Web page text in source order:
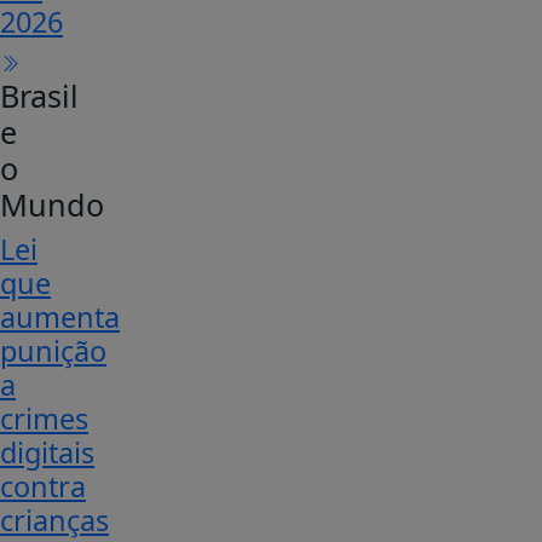
2026
Brasil
e
o
Mundo
Lei
que
aumenta
punição
a
crimes
digitais
contra
crianças